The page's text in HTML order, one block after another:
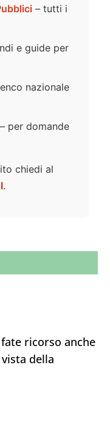
– tutti i
e guide per
nazionale
– per domande
chiedi al
.
ricorso anche
della